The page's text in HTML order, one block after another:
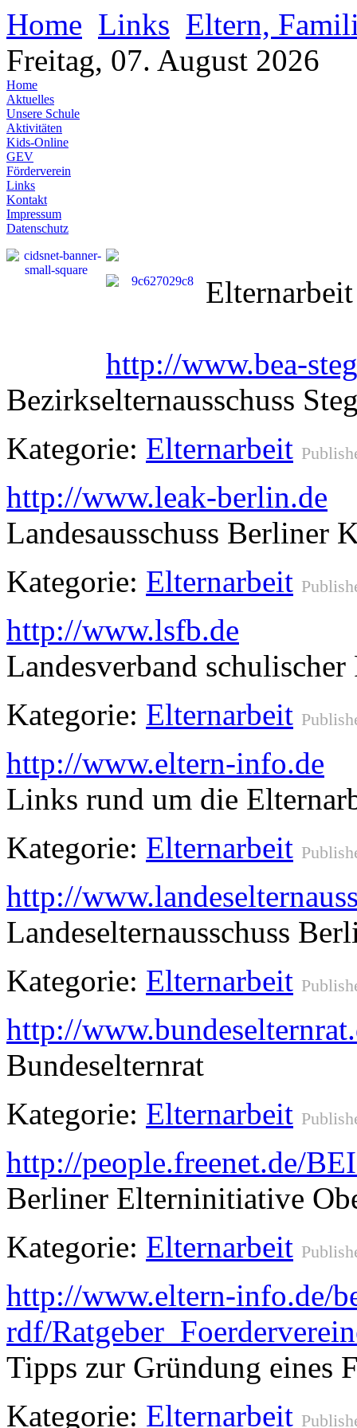
Home Links Eltern,
Freitag, 07. August 2026
Home
Aktuelles
Unsere Schule
Aktivitäten
Kids-Online
GEV
Förderverein
Links
Kontakt
Impressum
Datenschutz
Elternarbeit
http://www.bea-
Bezirkselternausschuss
Kategorie: Elternarbeit
http://www.leak-berlin.de
Landesausschuss Berliner
Kategorie: Elternarbeit
http://www.lsfb.de
Landesverband
Kategorie: Elternarbeit
http://www.eltern-info.de
Links rund um die
Kategorie: Elternarbeit
http://
Landeselternausschuss
Kategorie: Elternarbeit
http://
Bundeselternrat
Kategorie: Elternarbeit
http://people.freenet.de/
Berliner Elterninitiative
Kategorie: Elternarbeit
http://www.eltern-info.de/
rdf/
Tipps zur Gründung eines
Kategorie: Elternarbeit